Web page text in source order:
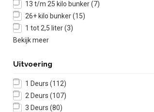
13 t/m 25 kilo bunker(7)
26+ kilo bunker(15)
1 tot 2,5 liter(3)
Bekijk meer
Uitvoering
1 Deurs (112)
2 Deurs (107)
3 Deurs (80)